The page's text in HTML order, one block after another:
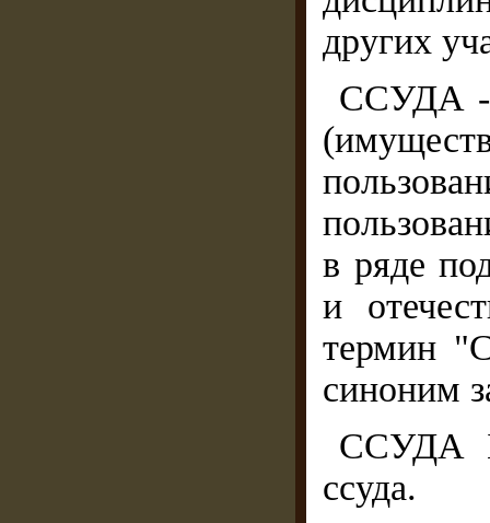
других
ССУДА -
в ряде
и
термин
синоним
ССУДА
ссуда.